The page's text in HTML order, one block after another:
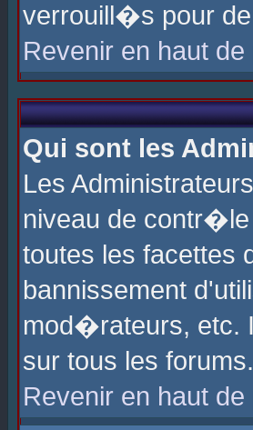
verrouill�s pour
Revenir en haut de
Qui sont les
Les
niveau de
toutes les facettes
bannissement
mod�rateurs, etc.
sur tous les forums.
Revenir en haut de